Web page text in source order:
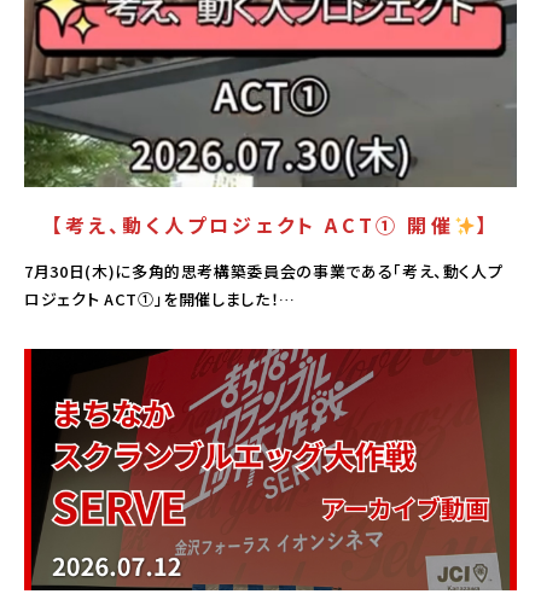
【考え、動く人プロジェクト ACT① 開催 】
7月30日(木)に多角的思考構築委員会の事業である「考え、動く人プ
ロジェクト ACT①」を開催しました！…
PICK UP